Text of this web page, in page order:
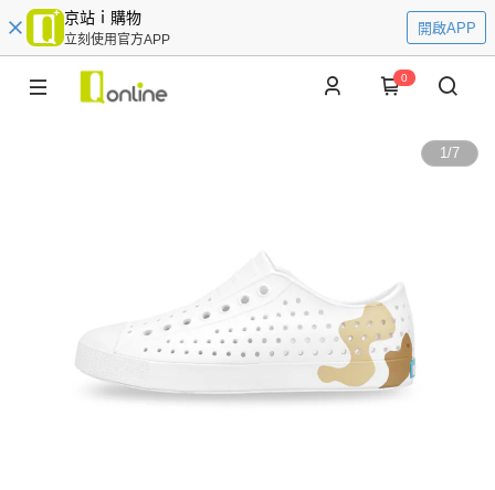
京站ｉ購物
立刻使用官方APP
開啟APP
0
1/7